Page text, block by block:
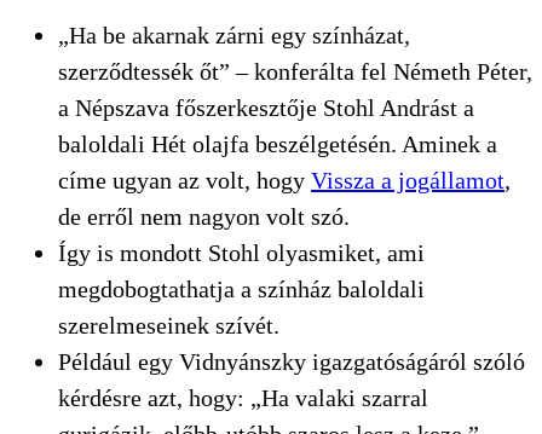
„Ha be akarnak zárni egy színházat,
szerződtessék őt” – konferálta fel Németh Péter,
a Népszava főszerkesztője Stohl Andrást a
baloldali Hét olajfa beszélgetésén. Aminek a
címe ugyan az volt, hogy Vissza a jogállamot,
de erről nem nagyon volt szó.
Így is mondott Stohl olyasmiket, ami
megdobogtathatja a színház baloldali
szerelmeseinek szívét.
Például egy Vidnyánszky igazgatóságáról szóló
kérdésre azt, hogy: „Ha valaki szarral